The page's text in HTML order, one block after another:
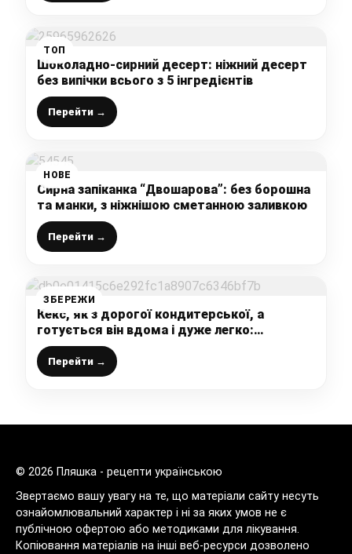
ТОП
Шоколадно-сирний десерт: ніжний десерт
без випічки всього з 5 інгредієнтів
Перейти →
НОВЕ
Сирна запіканка “Двошарова”: без борошна
та манки, з ніжнішою сметанною заливкою
Перейти →
ЗБЕРЕЖИ
Кекс, як з дорогої кондитерської, а
готується він вдома і дуже легко:
улюблена шоколадна випічка з «багатим»
смаком
Перейти →
© 2026 Пляшка - рецепти українською
Звертаємо вашу увагу на те, що матеріали сайту несуть
ознайомлювальний характер і ні за яких умов не є
публічною офертою або методиками для лікування.
Копіювання матеріалів на інші веб-ресурси дозволено